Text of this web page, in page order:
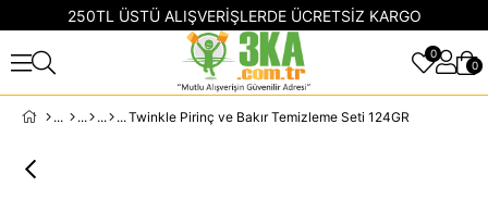
250TL ÜSTÜ ALIŞVERİŞLERDE ÜCRETSİZ KARGO
0
0
Twinkle Pirinç ve Bakır Temizleme Seti 124GR